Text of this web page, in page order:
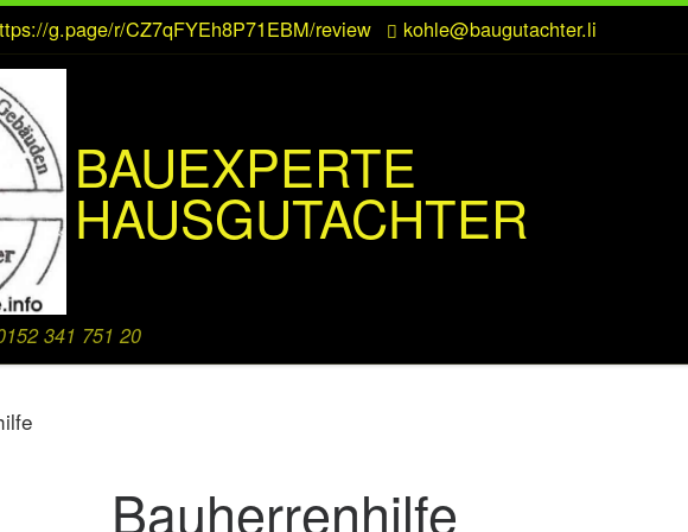
g.page/r/CZ7qFYEh8P71EBM/review kohle@baugutachter.li
BAUEXPERTE
HAUSGUTACHTER
341 751 20
Bauherrenhilfe